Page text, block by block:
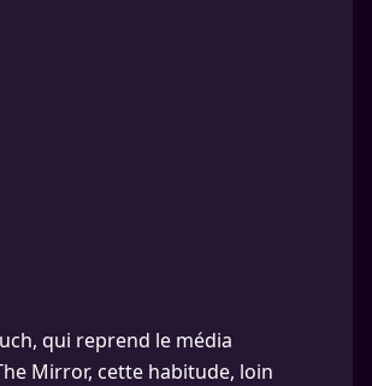
qui reprend le média
Mirror, cette habitude, loin